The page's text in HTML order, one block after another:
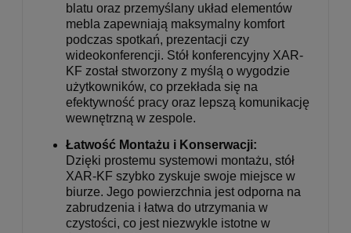
blatu oraz przemyślany układ elementów
mebla zapewniają maksymalny komfort
podczas spotkań, prezentacji czy
wideokonferencji. Stół konferencyjny XAR-
KF został stworzony z myślą o wygodzie
użytkowników, co przekłada się na
efektywność pracy oraz lepszą komunikację
wewnętrzną w zespole.
Łatwość Montażu i Konserwacji:
Dzięki prostemu systemowi montażu, stół
XAR-KF szybko zyskuje swoje miejsce w
biurze. Jego powierzchnia jest odporna na
zabrudzenia i łatwa do utrzymania w
czystości, co jest niezwykle istotne w